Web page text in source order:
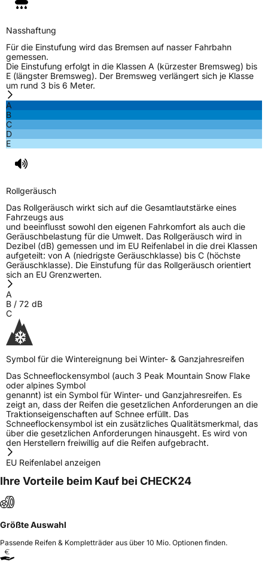
M+SJa
EU Label
EffizienzD
Rollgeräusch (dB)
3PMSF / Schneeflockensymbol / Alpine-SymbolJa
EPREL ID456455
Allgemeine Produktsicherheit (GPSR)
Herstellerkontakt
Nasshaftung
Für die Einstufung wird das Bremsen auf nasser Fahrbahn
gemessen.
Die Einstufung erfolgt in die Klassen A (kürzester Bremsweg) bis
E (längster Bremsweg). Der Bremsweg verlängert sich je Klasse
um rund 3 bis 6 Meter.
A
B
C
D
E
Rollgeräusch
Das Rollgeräusch wirkt sich auf die Gesamtlautstärke eines
Fahrzeugs aus
und beeinflusst sowohl den eigenen Fahrkomfort als auch die
Geräuschbelastung für die Umwelt. Das Rollgeräusch wird in
Dezibel (dB) gemessen und im EU Reifenlabel in die drei Klassen
aufgeteilt: von A (niedrigste Geräuschklasse) bis C (höchste
Geräuschklasse). Die Einstufung für das Rollgeräusch orientiert
sich an EU Grenzwerten.
A
B / 72 dB
C
Symbol für die Wintereignung bei Winter- & Ganzjahresreifen
Das Schneeflockensymbol (auch 3 Peak Mountain Snow Flake
oder alpines Symbol
genannt) ist ein Symbol für Winter- und Ganzjahresreifen. Es
zeigt an, dass der Reifen die gesetzlichen Anforderungen an die
Traktionseigenschaften auf Schnee erfüllt. Das
Schneeflockensymbol ist ein zusätzliches Qualitätsmerkmal, das
über die gesetzlichen Anforderungen hinausgeht. Es wird von
den Herstellern freiwillig auf die Reifen aufgebracht.
EU Reifenlabel anzeigen
Ihre Vorteile beim Kauf bei CHECK24
Größte Auswahl
Passende Reifen & Kompletträder aus über 10 Mio. Optionen finden.